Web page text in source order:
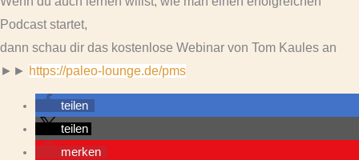
Podcast startet,
dann schau dir das kostenlose Webinar von Tom Kaules an
►► https://paleo-lounge.de/pms
teilen
teilen
merken